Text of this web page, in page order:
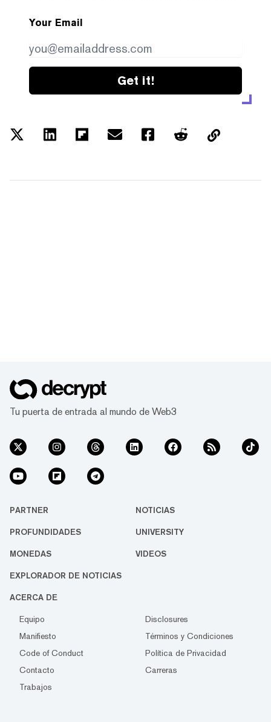
Your Email
Get it!
Tu puerta de entrada al mundo de Web3
PARTNER NOTICIAS
PROFUNDIDADES UNIVERSITY
MONEDAS VIDEOS
EXPLORADOR DE NOTICIAS
ACERCA DE
Equipo
Disclosures
Manifiesto
Términos y Condiciones
Code of Conduct
Política de Privacidad
Contacto
Carreras
Trabajos